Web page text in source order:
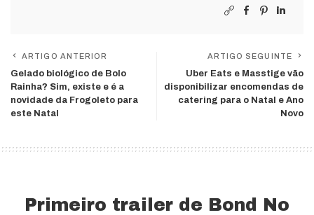
ARTIGO ANTERIOR
Gelado biológico de Bolo
Rainha? Sim, existe e é a
novidade da Frogoleto para
este Natal
ARTIGO SEGUINTE
Uber Eats e Masstige vão
disponibilizar encomendas de
catering para o Natal e Ano
Novo
Primeiro trailer de Bond No